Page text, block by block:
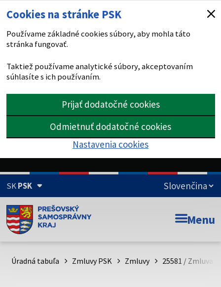
Cookies na stránke PSK
Používame základné cookies súbory, aby mohla táto
stránka fungovať.
Taktiež používame analytické súbory, akceptovaním
súhlasíte s ich používaním.
Prijať dodatočné cookies
Odmietnuť dodatočné cookies
Nastavenia cookies
SKPSK
Doména psk.sk je oficiálna
Toto je oficiálna webová stránka Prešovského
psk.sk.
Menu
Úradná tabuľa Zmluvy PSK Zmluvy 25581 / Zmluva